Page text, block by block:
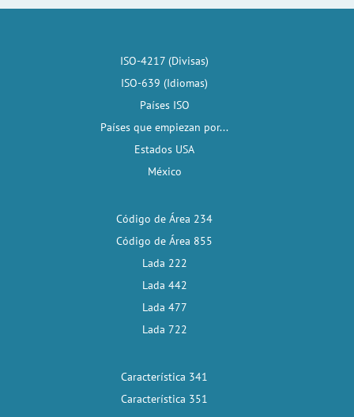
ISO-4217 (Divisas)
ISO-639 (Idiomas)
Países ISO
Países que empiezan por...
Estados USA
México
Código de Área 234
Código de Área 855
Lada 222
Lada 442
Lada 477
Lada 722
Característica 341
Característica 351